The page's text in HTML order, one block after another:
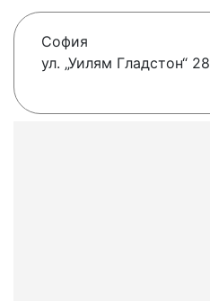
София
ул. „Уилям Гладстон“ 28